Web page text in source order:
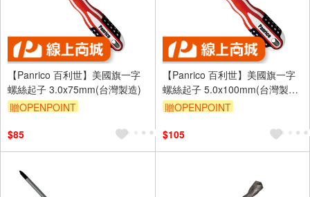
【Panrico 百利世】美國旗一字
螺絲起子 3.0x75mm(台灣製造)
贈OPENPOINT
$85
【Panrico 百利世】美國旗一字
螺絲起子 5.0x100mm(台灣製造
複合式起子 螺絲起子)
贈OPENPOINT
$105